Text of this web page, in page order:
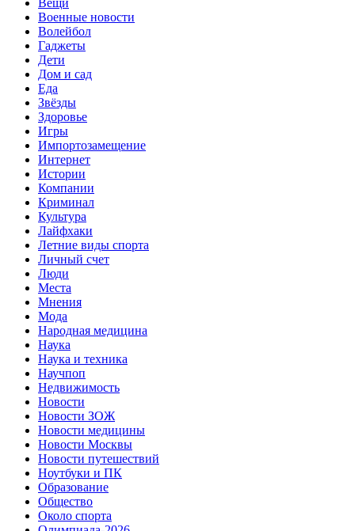
Военные новости
Волейбол
Гаджеты
Дети
Дом и сад
Еда
Звёзды
Здоровье
Игры
Импортозамещение
Интернет
Истории
Компании
Криминал
Культура
Лайфхаки
Летние виды спорта
Личный счет
Люди
Места
Мнения
Мода
Народная медицина
Наука
Наука и техника
Научпоп
Недвижимость
Новости
Новости ЗОЖ
Новости медицины
Новости Москвы
Новости путешествий
Ноутбуки и ПК
Образование
Общество
Около спорта